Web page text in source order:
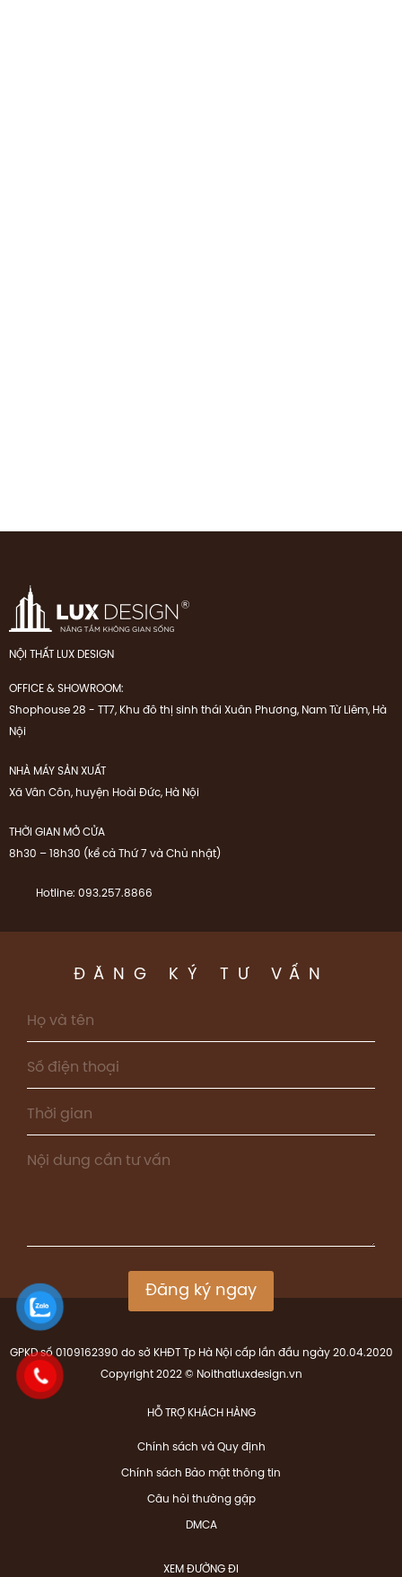
NỘI THẤT LUX DESIGN
OFFICE & SHOWROOM:
Shophouse 28 - TT7, Khu đô thị sinh thái Xuân Phương, Nam Từ Liêm, Hà
Nội
NHÀ MÁY SẢN XUẤT
Xã Vân Côn, huyện Hoài Đức, Hà Nội
THỜI GIAN MỞ CỬA
8h30 – 18h30 (kể cả Thứ 7 và Chủ nhật)
Hotline: 093.257.8866
ĐĂNG KÝ TƯ VẤN
Đăng ký ngay
GPKD số 0109162390 do sở KHĐT Tp Hà Nội cấp lần đầu ngày 20.04.2020
Copyright 2022 © Noithatluxdesign.vn
HỖ TRỢ KHÁCH HÀNG
Chính sách và Quy định
Chính sách Bảo mật thông tin
Câu hỏi thường gặp
DMCA
XEM ĐƯỜNG ĐI